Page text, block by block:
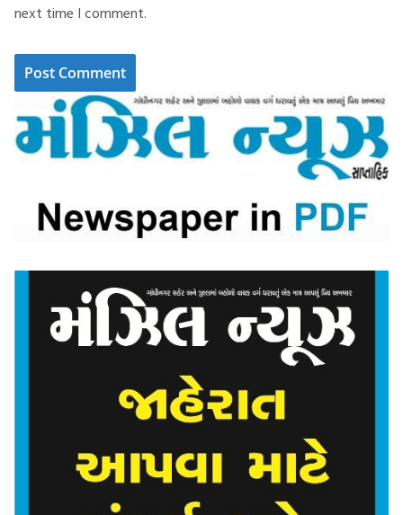
next time I comment.